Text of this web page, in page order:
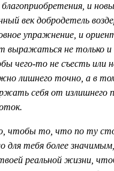
и
век добродетель
упражнение, и
выражаться не только и
чего-то не съесть или
лишнего точно, а в
себя от излишнего
чтобы то, что по ту
для тебя более
реальной жизни,